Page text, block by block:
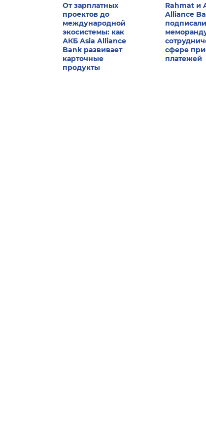
От зарплатных
проектов до
международной
экосистемы: как
АКБ Asia Alliance
Bank развивает
карточные
продукты
Rahmat и
Alliance
подписали
сфере
платежей